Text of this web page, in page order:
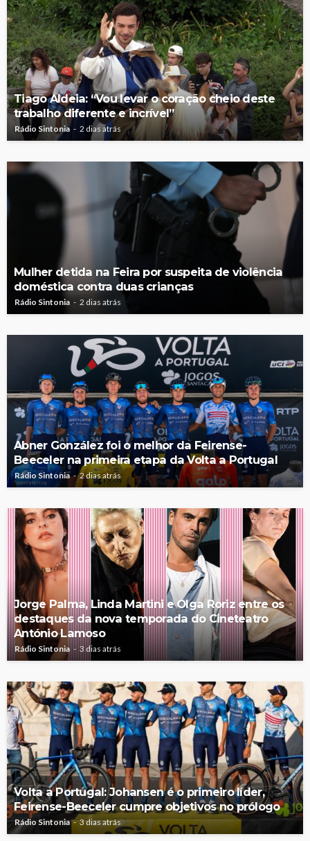
Tiago Aldeia: “Vou levar o coração cheio deste
trabalho diferente e incrível”
Rádio Sintonia 2 dias atrás
Mulher detida na Feira por suspeita de violência
doméstica contra duas crianças
Rádio Sintonia 2 dias atrás
Abner González foi o melhor da Feirense-
Beeceler na primeira etapa da Volta a Portugal
Rádio Sintonia 2 dias atrás
Jorge Palma, Linda Martini e Olga Roriz entre os
destaques da nova temporada do Cineteatro
António Lamoso
Rádio Sintonia 3 dias atrás
Volta a Portugal: Johansen é o primeiro líder,
Feirense-Beeceler cumpre objetivos no prólogo
Rádio Sintonia 3 dias atrás